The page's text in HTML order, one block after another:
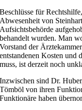
Beschlüsse für
Abwesenheit von
Aufsichtsbehörde
behandelt wurden. Man
Vorstand der
entstandenen Kosten und
muss, ist derzeit noch
Inzwischen sind Dr.
Tömböl von ihren
Funktionäre haben